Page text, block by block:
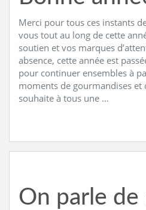
Merci pour tous ces instants
vous tout au long de cette
soutien et vos marques
absence, cette année est
pour continuer ensembles à
moments de gourmandises et
souhaite à tous une …
On parle